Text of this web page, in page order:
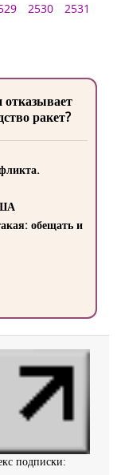
2530
2531
ракет?
обещать и
подписки: